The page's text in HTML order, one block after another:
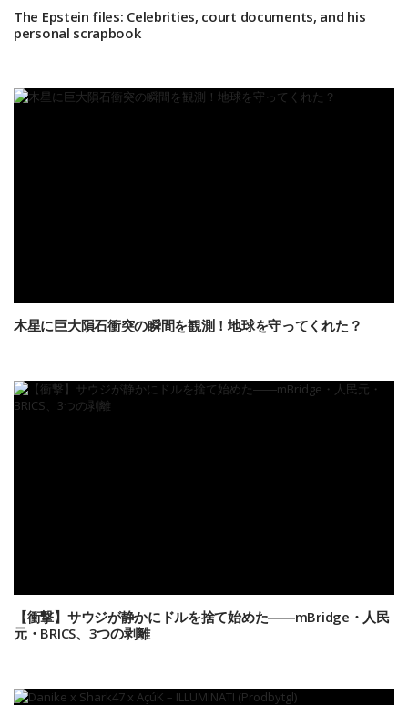
The Epstein files: Celebrities, court documents, and his
personal scrapbook
木星に巨大隕石衝突の瞬間を観測！地球を守ってくれた？
【衝撃】サウジが静かにドルを捨て始めた――mBridge・人民
元・BRICS、3つの剥離